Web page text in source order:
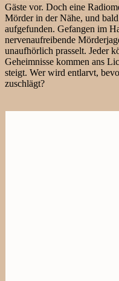
Gäste vor. Doch eine
Mörder in der Nähe, und
aufgefunden. Gefangen im
nervenaufreibende
unaufhörlich prasselt. Jeder
Geheimnisse kommen ans
steigt. Wer wird entlarvt,
zuschlägt?